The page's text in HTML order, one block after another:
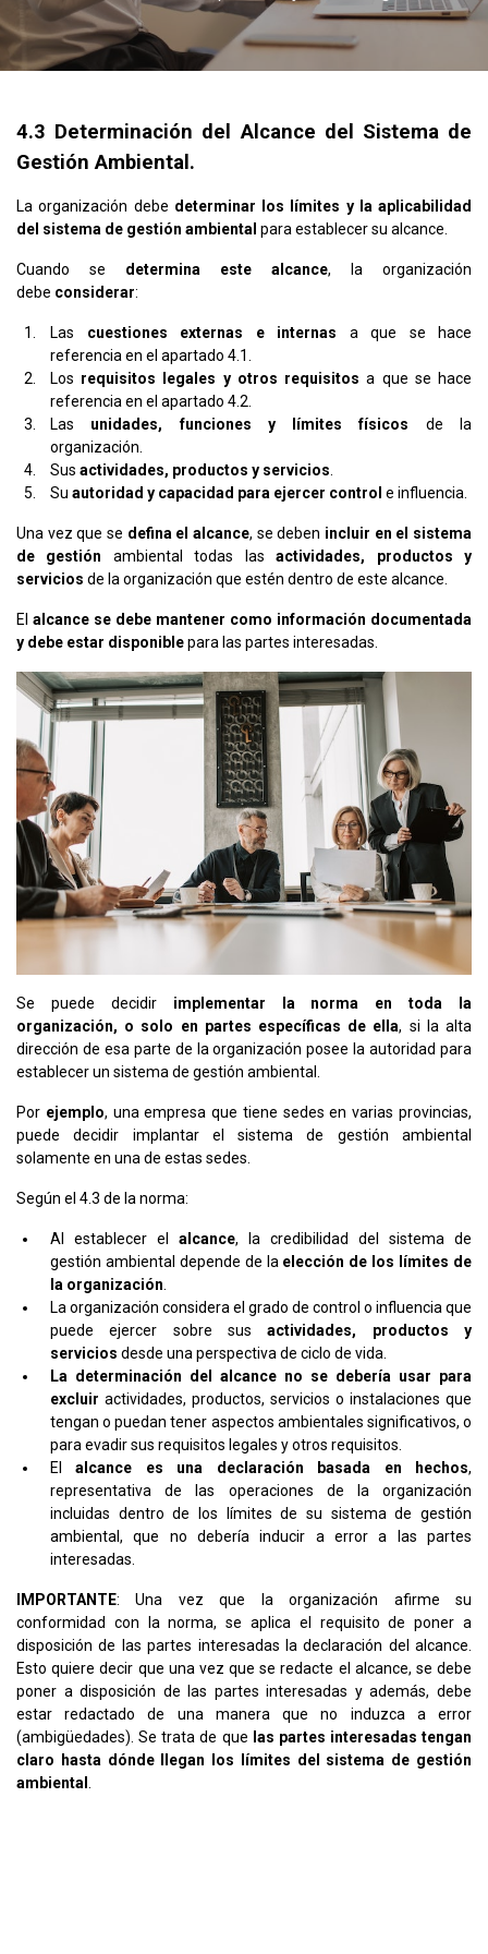
4.3 Determinación del Alcance del Sistema de
Gestión Ambiental.
La organización debe determinar los límites y la aplicabilidad
del sistema de gestión ambiental para establecer su alcance.
Cuando se determina este alcance, la organización
debe considerar:
Las cuestiones externas e internas a que se hace
referencia en el apartado 4.1.
Los requisitos legales y otros requisitos a que se hace
referencia en el apartado 4.2.
Las unidades, funciones y límites físicos de la
organización.
Sus actividades, productos y servicios
Su autoridad y capacidad para ejercer control e influencia.
Una vez que se defina el alcance, se deben incluir en el sistema
de gestión ambiental todas lasactividades, productos y
servicios de la organización que estén dentro de este alcance.
El alcance se debe mantener como información documentada
y debe estar disponiblepara las partes interesadas.
Se puede decidir implementar la norma en toda la
organización, o solo en partes específicas de ella, si la alta
dirección de esa parte de la organización posee la autoridad para
establecer un sistema de gestión ambiental.
Por ejemplo, una empresa que tiene sedes en varias provincias,
puede decidir implantar el sistema de gestión ambiental
solamente en una de estas sedes.
Según el 4.3 de la norma:
Al establecer el alcance, la credibilidad del sistema de
gestión ambiental depende de la elección de los límites de
la organización.
La organización considera el grado de control o influencia que
puede ejercer sobre susactividades, productos y
servicios desde una perspectiva de ciclo de vida.
La determinación del alcance no se debería usar para
excluir actividades, productos, servicios o instalaciones que
tengan o puedan tener aspectos ambientales significativos, o
para evadir sus requisitos legales y otros requisitos.
Elalcance es una declaración basada en hechos,
representativa de las operaciones de la organización
incluidas dentro de los límites de su sistema de gestión
ambiental, que no debería inducir a error a las partes
interesadas.
IMPORTANTE: Una vez que la organización afirme su
conformidad con la norma, se aplica el requisito de poner a
disposición de las partes interesadas la declaración del alcance.
Esto quiere decir que una vez que se redacte el alcance, se debe
poner a disposición de las partes interesadas y además, debe
estar redactado de una manera que no induzca a error
(ambigüedades). Se trata de que las partes interesadas tengan
claro hasta dónde llegan los límites del sistema de gestión
ambiental .